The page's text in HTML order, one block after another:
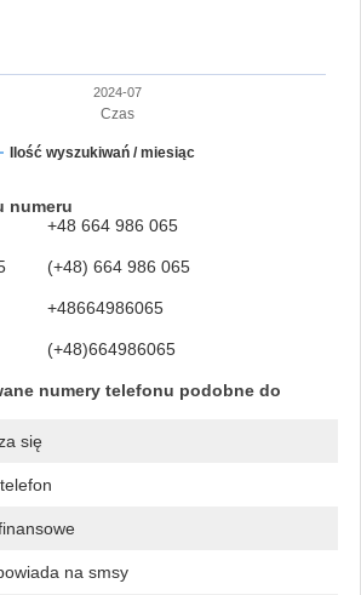
Czas
Ilość wyszukiwań / miesiąc
2024-07
numeru
+48 664 986 065
(+48) 664 986 065
+48664986065
(+48)664986065
numery telefonu podobne do
się
na smsy